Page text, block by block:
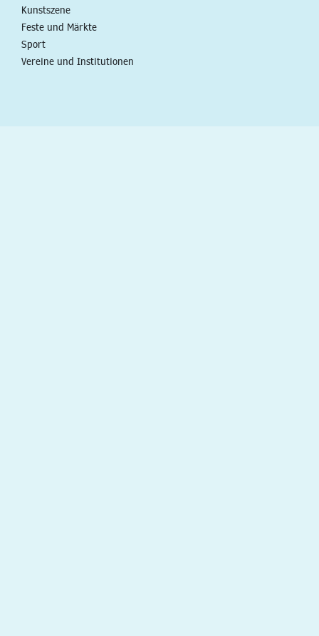
Kunstszene
Feste und Märkte
Sport
Vereine und Institutionen